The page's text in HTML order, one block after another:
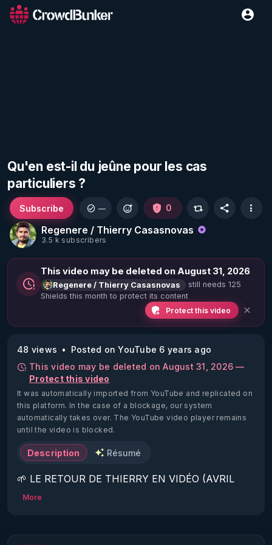
Qu'en est-il du jeûne pour les cas
particuliers ?
Regenere / Thierry Casasnovas
3.5 k subscribers
Subscribe — 0
This video may be deleted on August 31, 2026
Regenere / Thierry Casasnovas
still needs 125
Shields this month to protect its content
Protect this video
48 views
Posted on YouTube 6 years ago
This video may be deleted on August 31, 2026 —
Protect this video
It was automatically imported from YouTube and replicated on
this platform. In the case of a blockage, our system
automatically takes over. The YouTube video player remains
until the video is blocked.
Description Résumé
🌱 LE RETOUR DE THIERRY EN VIDÉO (AVRIL
2022)!
https://www.rgnr.fr/presentation.html
More